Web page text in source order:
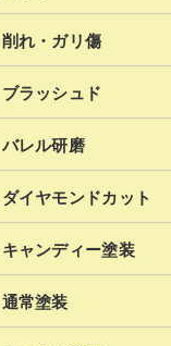
削れ・ガリ傷
ブラッシュド
バレル研磨
ダイヤモンドカット
キャンディー塗装
通常塗装